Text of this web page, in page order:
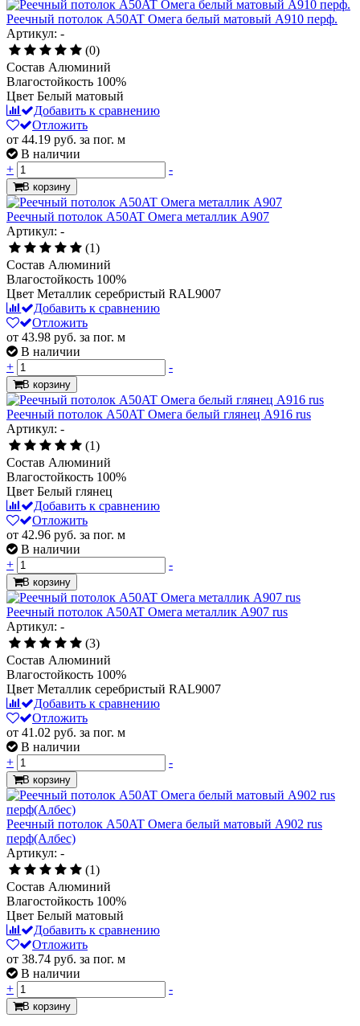
Реечный потолок A50AT Омега белый матовый А910 перф.
Артикул: -
(0)
Состав Алюминий
Влагостойкость 100%
Цвет Белый матовый
Добавить к сравнению
Отложить
от 44.19 руб. за пог. м
В наличии
+
-
В корзину
Реечный потолок A50AT Омега металлик А907
Артикул: -
(1)
Состав Алюминий
Влагостойкость 100%
Цвет Металлик серебристый RAL9007
Добавить к сравнению
Отложить
от 43.98 руб. за пог. м
В наличии
+
-
В корзину
Реечный потолок A50AT Омега белый глянец А916 rus
Артикул: -
(1)
Состав Алюминий
Влагостойкость 100%
Цвет Белый глянец
Добавить к сравнению
Отложить
от 42.96 руб. за пог. м
В наличии
+
-
В корзину
Реечный потолок A50AT Омега металлик А907 rus
Артикул: -
(3)
Состав Алюминий
Влагостойкость 100%
Цвет Металлик серебристый RAL9007
Добавить к сравнению
Отложить
от 41.02 руб. за пог. м
В наличии
+
-
В корзину
Реечный потолок A50AT Омега белый матовый A902 rus
перф(Албес)
Артикул: -
(1)
Состав Алюминий
Влагостойкость 100%
Цвет Белый матовый
Добавить к сравнению
Отложить
от 38.74 руб. за пог. м
В наличии
+
-
В корзину